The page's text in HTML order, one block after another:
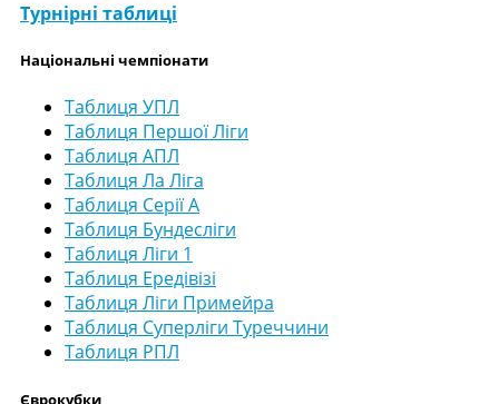
Турнірні таблиці
Національні чемпіонати
Таблиця УПЛ
Таблиця Першої Ліги
Таблиця АПЛ
Таблиця Ла Ліга
Таблиця Серії А
Таблиця Бундесліги
Таблиця Ліги 1
Таблиця Ередівізі
Таблиця Ліги Примейра
Таблиця Суперліги Туреччини
Таблиця РПЛ
Єврокубки